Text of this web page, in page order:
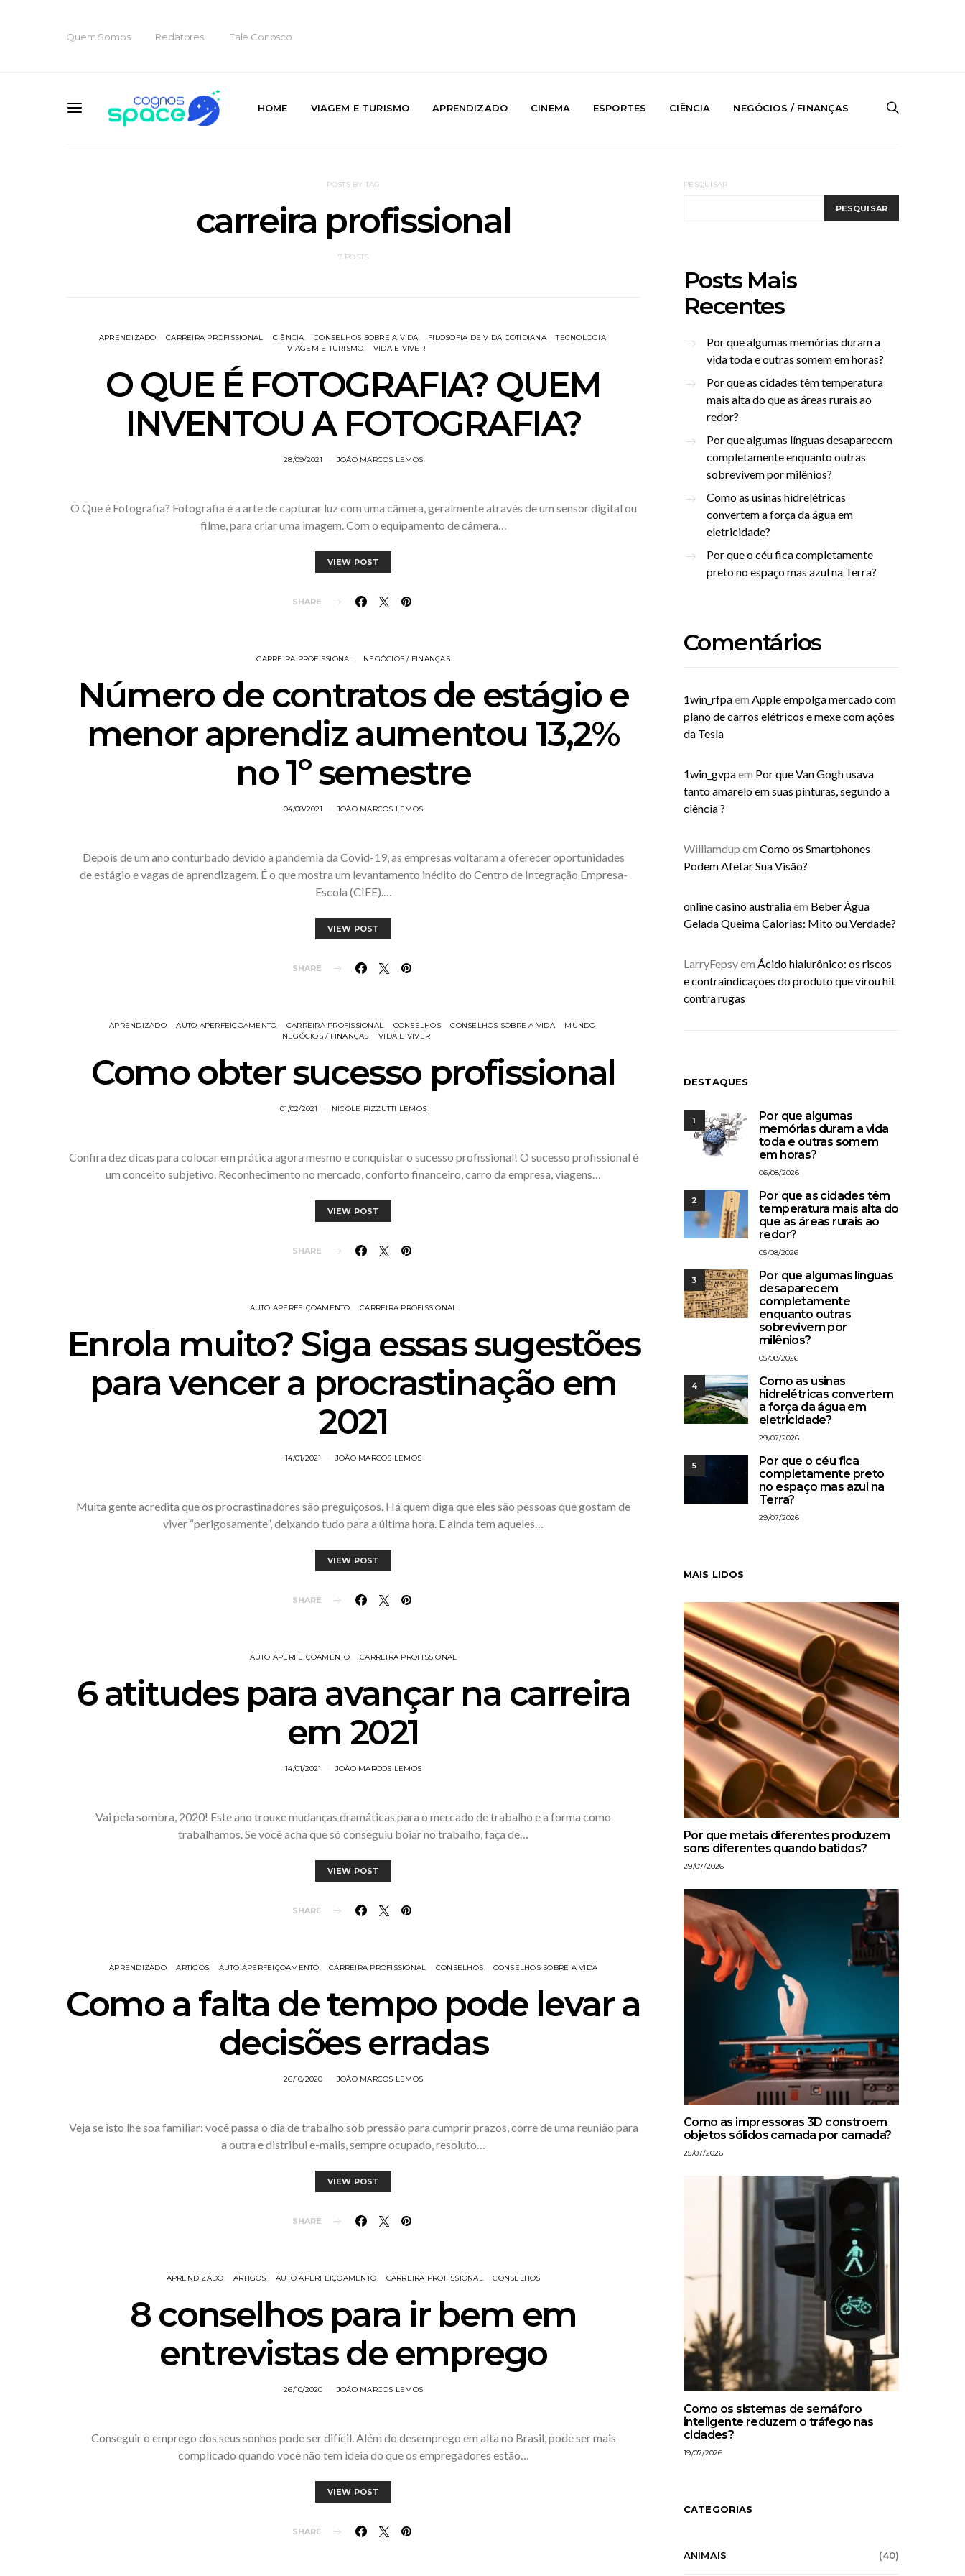
Quem Somos Redatores Fale Conosco
HOME VIAGEM E TURISMO APRENDIZADO CINEMA ESPORTES CIÊNCIA NEGÓCIOS / FINANÇAS
POSTS BY TAG
carreira profissional
7 POSTS
APRENDIZADO CARREIRA PROFISSIONAL CIÊNCIA CONSELHOS SOBRE A VIDA FILOSOFIA DE VIDA COTIDIANA
TECNOLOGIA
VIAGEM E TURISMO
VIDA E VIVER
O QUE É FOTOGRAFIA? QUEM
INVENTOU A FOTOGRAFIA?
28/09/2021 JOÃO MARCOS LEMOS
O Que é Fotografia? Fotografia é a arte de capturar luz com uma câmera, geralmente através de um sensor digital ou
filme, para criar uma imagem. Com o equipamento de câmera…
VIEW POST
SHARE
CARREIRA PROFISSIONAL NEGÓCIOS / FINANÇAS
Número de contratos de estágio e
menor aprendiz aumentou 13,2%
no 1º semestre
04/08/2021 JOÃO MARCOS LEMOS
Depois de um ano conturbado devido a pandemia da Covid-19, as empresas voltaram a oferecer oportunidades
de estágio e vagas de aprendizagem. É o que mostra um levantamento inédito do Centro de Integração Empresa-
Escola (CIEE).…
VIEW POST
SHARE
APRENDIZADO AUTO APERFEIÇOAMENTO CARREIRA PROFISSIONAL CONSELHOS CONSELHOS SOBRE A VIDA
MUNDO
NEGÓCIOS / FINANÇAS
VIDA E VIVER
Como obter sucesso profissional
01/02/2021 NICOLE RIZZUTTI LEMOS
Confira dez dicas para colocar em prática agora mesmo e conquistar o sucesso profissional! O sucesso profissional é
um conceito subjetivo. Reconhecimento no mercado, conforto financeiro, carro da empresa, viagens…
VIEW POST
SHARE
AUTO APERFEIÇOAMENTO CARREIRA PROFISSIONAL
Enrola muito? Siga essas sugestões
para vencer a procrastinação em
2021
14/01/2021 JOÃO MARCOS LEMOS
Muita gente acredita que os procrastinadores são preguiçosos. Há quem diga que eles são pessoas que gostam de
viver “perigosamente”, deixando tudo para a última hora. E ainda tem aqueles…
VIEW POST
SHARE
AUTO APERFEIÇOAMENTO CARREIRA PROFISSIONAL
6 atitudes para avançar na carreira
em 2021
14/01/2021 JOÃO MARCOS LEMOS
Vai pela sombra, 2020! Este ano trouxe mudanças dramáticas para o mercado de trabalho e a forma como
trabalhamos. Se você acha que só conseguiu boiar no trabalho, faça de…
VIEW POST
SHARE
APRENDIZADO ARTIGOS AUTO APERFEIÇOAMENTO CARREIRA PROFISSIONAL CONSELHOS CONSELHOS SOBRE A VIDA
Como a falta de tempo pode levar a
decisões erradas
26/10/2020 JOÃO MARCOS LEMOS
Veja se isto lhe soa familiar: você passa o dia de trabalho sob pressão para cumprir prazos, corre de uma reunião para
a outra e distribui e-mails, sempre ocupado, resoluto…
VIEW POST
SHARE
APRENDIZADO ARTIGOS AUTO APERFEIÇOAMENTO CARREIRA PROFISSIONAL CONSELHOS
8 conselhos para ir bem em
entrevistas de emprego
26/10/2020 JOÃO MARCOS LEMOS
Conseguir o emprego dos seus sonhos pode ser difícil. Além do desemprego em alta no Brasil, pode ser mais
complicado quando você não tem ideia do que os empregadores estão…
VIEW POST
SHARE
PESQUISAR
PESQUISAR
Posts Mais
Recentes
Por que algumas memórias duram a
vida toda e outras somem em horas?
Por que as cidades têm temperatura
mais alta do que as áreas rurais ao
redor?
Por que algumas línguas desaparecem
completamente enquanto outras
sobrevivem por milênios?
Como as usinas hidrelétricas
convertem a força da água em
eletricidade?
Por que o céu fica completamente
preto no espaço mas azul na Terra?
Comentários
1win_rfpaem Apple empolga mercado com
plano de carros elétricos e mexe com ações
da Tesla
1win_gvpaem Por que Van Gogh usava
tanto amarelo em suas pinturas, segundo a
ciência ?
Williamdup em Como os Smartphones
Podem Afetar Sua Visão?
online casino australiaem Beber Água
Gelada Queima Calorias: Mito ou Verdade?
LarryFepsyem Ácido hialurônico: os riscos
e contraindicações do produto que virou hit
contra rugas
DESTAQUES
1
Por que algumas
memórias duram a vida
toda e outras somem
em horas?
06/08/2026
2
Por que as cidades têm
temperatura mais alta do
que as áreas rurais ao
redor?
05/08/2026
3
Por que algumas línguas
desaparecem
completamente
enquanto outras
sobrevivem por
milênios?
05/08/2026
4
Como as usinas
hidrelétricas convertem
a força da água em
eletricidade?
29/07/2026
5
Por que o céu fica
completamente preto
no espaço mas azul na
Terra?
29/07/2026
MAIS LIDOS
Por que metais diferentes produzem
sons diferentes quando batidos?
29/07/2026
Como as impressoras 3D constroem
objetos sólidos camada por camada?
25/07/2026
Como os sistemas de semáforo
inteligente reduzem o tráfego nas
cidades?
19/07/2026
CATEGORIAS
ANIMAIS (40)